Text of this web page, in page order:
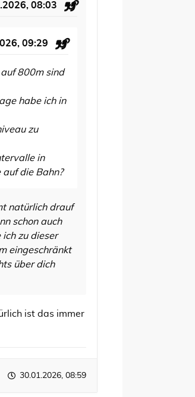
08:03
09:29
800m sind
habe ich in
zu
in
die Bahn?
natürlich drauf
schon auch
zu dieser
eingeschränkt
über dich
ist das immer
30.01.2026, 08:59